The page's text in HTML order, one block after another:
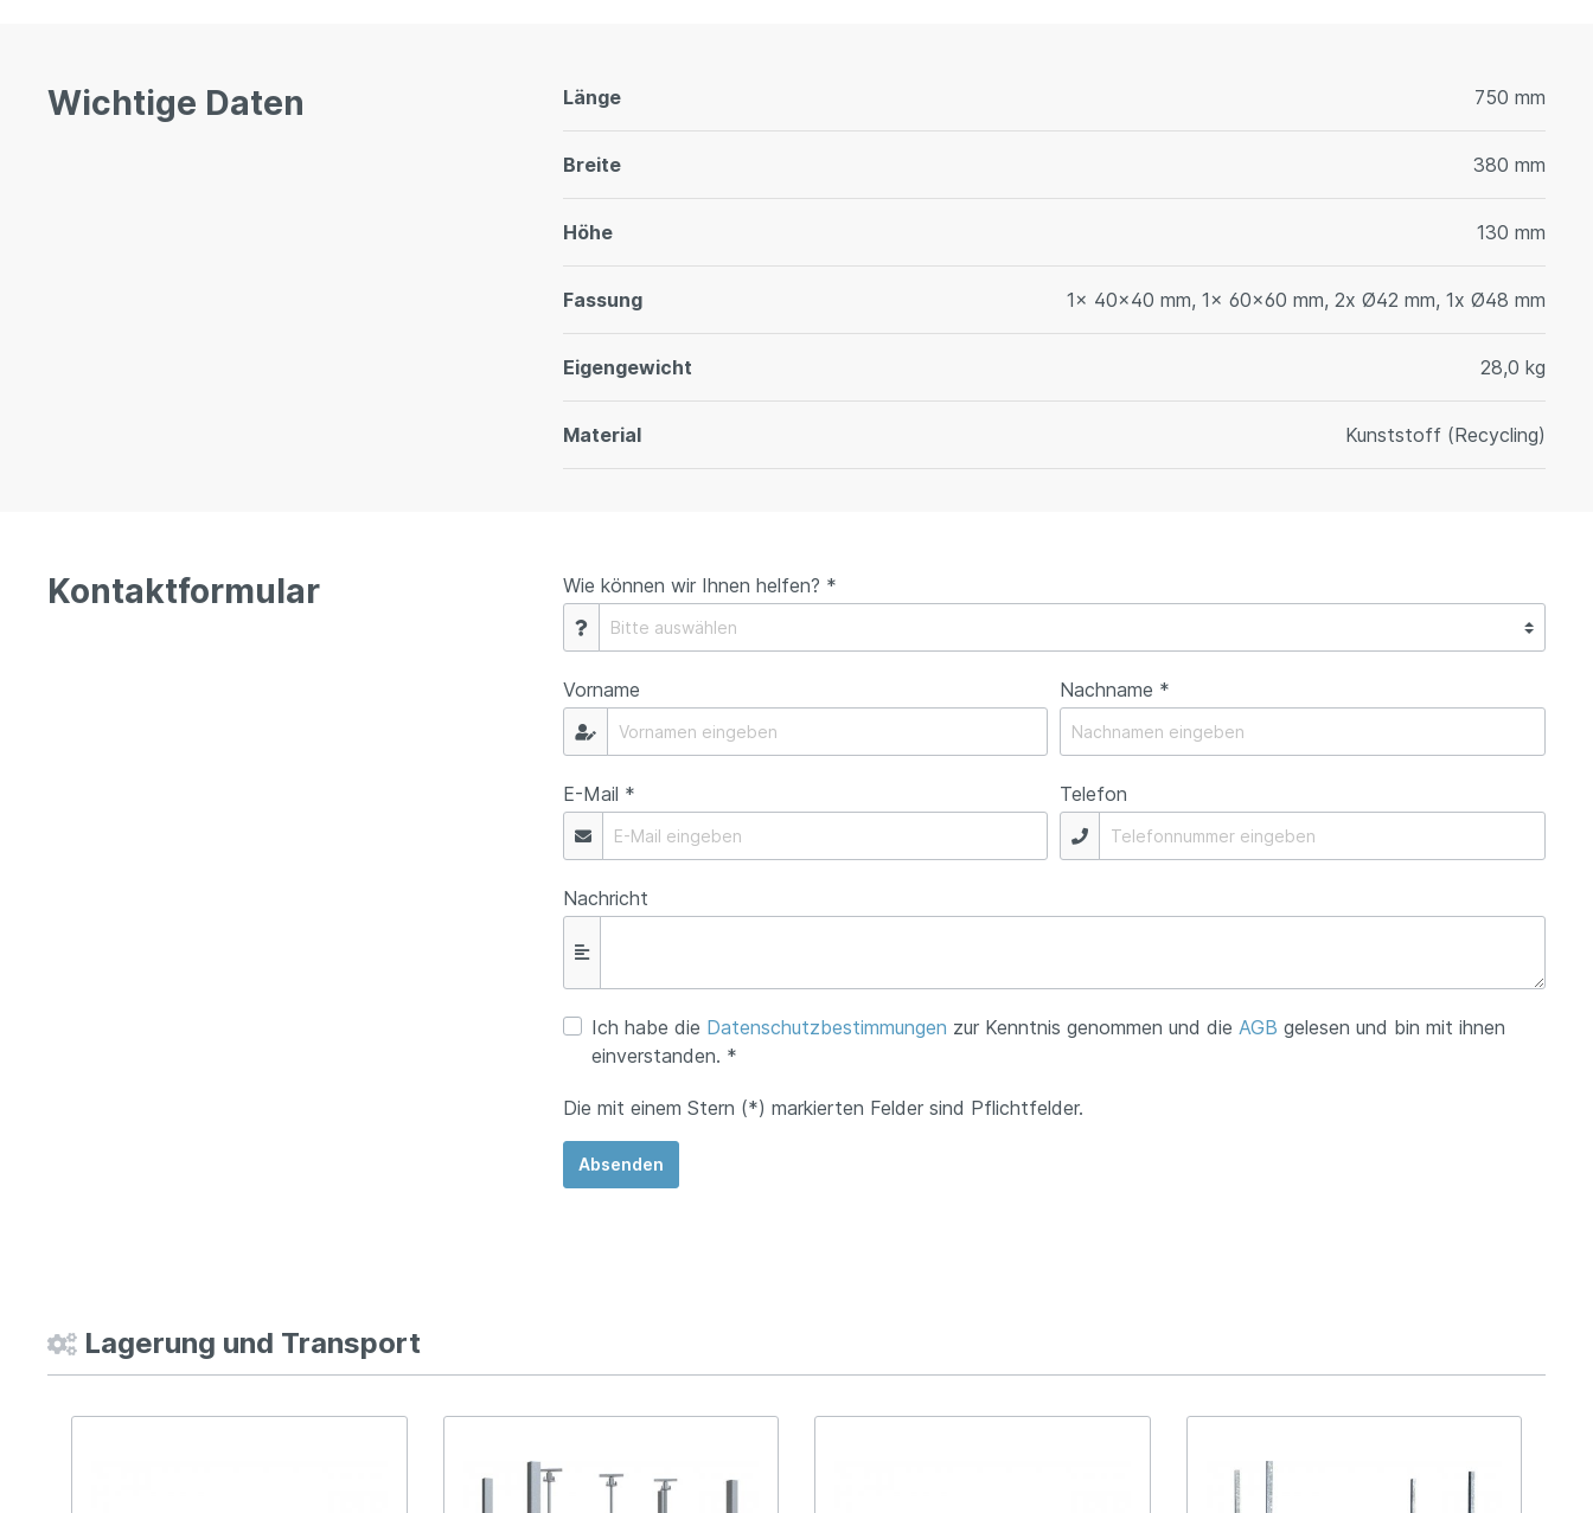
Wichtige Daten Länge 750 mm
Breite 380 mm
Höhe 130 mm
Fassung 1x 40x40 mm, 1x 60x60 mm, 2x Ø42 mm, 1x Ø48 mm
Eigengewicht 28,0 kg
Material Kunststoff (Recycling)
Kontaktformular Wie können wir Ihnen helfen? *
Vorname Nachname *
E-Mail * Telefon
Nachricht
Ich habe die Datenschutzbestimmungen zur Kenntnis genommen und die AGB gelesen und bin mit ihnen
einverstanden. *
Die mit einem Stern (*) markierten Felder sind Pflichtfelder.
Absenden
Lagerung und Transport